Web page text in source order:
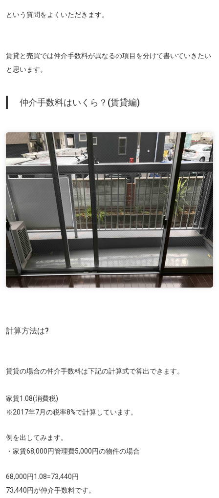
という質問をよくいただきます。
賃貸と売買では仲介手数料が異なるの項目を分けて書いていきたい
と思います。
仲介手数料はいくら？(賃貸編)
計算方法は?
賃貸の場合の仲介手数料は下記の計算式で算出できます。
家賃1.08(消費税)
※2017年7月の税率8%で計算しています。
例を出してみます。
・家賃68,000円管理費5,000円の物件の場合
68,000円1.08=73,440円
73,440円が仲介手数料です。